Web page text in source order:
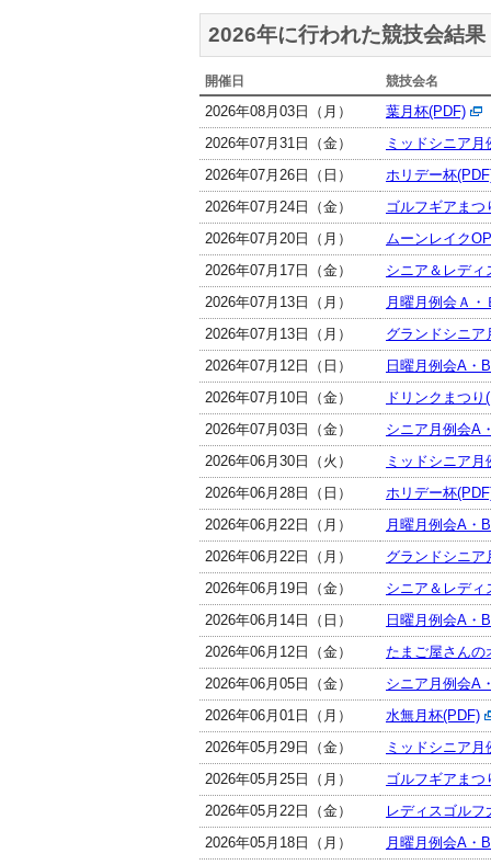
2026年に行われた競技会結果
開催日 競技会名
2026年08月03日（月）
葉月杯(PDF)
2026年07月31日（金）
ミッドシニア
2026年07月26日（日）
ホリデー杯
2026年07月24日（金）
ゴルフギアまつ
2026年07月20日（月）
ムーンレイク
2026年07月17日（金）
シニア＆レディ
2026年07月13日（月）
月曜月例会Ａ・
2026年07月13日（月）
グランドシニア
2026年07月12日（日）
日曜月例会A・
2026年07月10日（金）
ドリンクまつり
2026年07月03日（金）
シニア月例会A
2026年06月30日（火）
ミッドシニア
2026年06月28日（日）
ホリデー杯
2026年06月22日（月）
月曜月例会A・
2026年06月22日（月）
グランドシニア
2026年06月19日（金）
シニア＆レディ
2026年06月14日（日）
日曜月例会A・
2026年06月12日（金）
たまご屋さんの
2026年06月05日（金）
シニア月例会A
2026年06月01日（月）
水無月杯(PDF)
2026年05月29日（金）
ミッドシニア
2026年05月25日（月）
ゴルフギアまつ
2026年05月22日（金）
レディスゴルフ
2026年05月18日（月）
月曜月例会A・